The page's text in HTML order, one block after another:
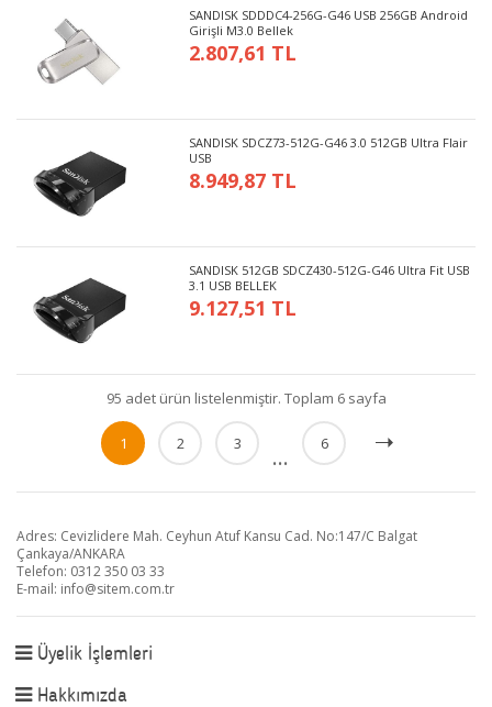
SANDISK SDDDC4-256G-G46 USB 256GB Android
Girişli M3.0 Bellek
2.807,61 TL
SANDISK SDCZ73-512G-G46 3.0 512GB Ultra Flair
USB
8.949,87 TL
SANDISK 512GB SDCZ430-512G-G46 Ultra Fit USB
3.1 USB BELLEK
9.127,51 TL
95 adet ürün listelenmiştir. Toplam 6 sayfa
1 2 3 ... 6
Adres: Cevizlidere Mah. Ceyhun Atuf Kansu Cad. No:147/C Balgat
Çankaya/ANKARA
Telefon: 0312 350 03 33
E-mail: info@sitem.com.tr
Üyelik İşlemleri
Hakkımızda